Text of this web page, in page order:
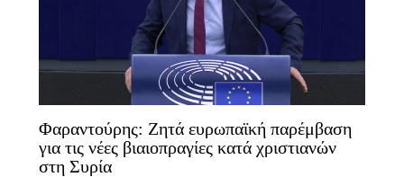
Φαραντούρης: Ζητά ευρωπαϊκή παρέμβαση
για τις νέες βιαιοπραγίες κατά χριστιανών
στη Συρία